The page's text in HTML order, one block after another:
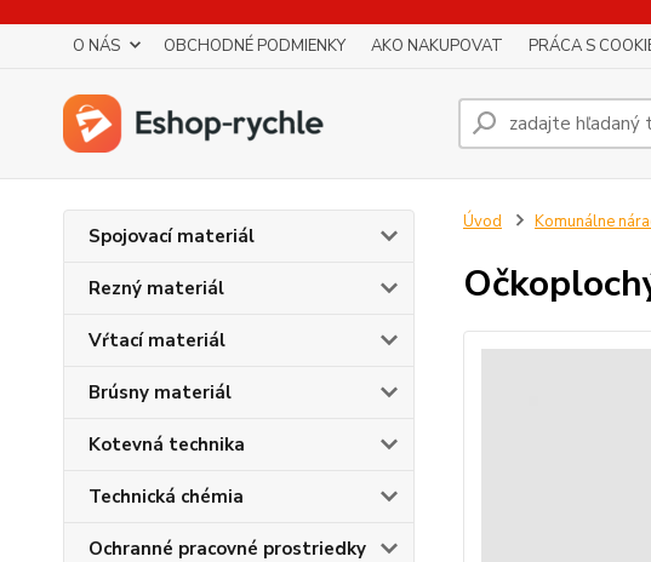
O NÁS OBCHODNÉ PODMIENKY AKO NAKUPOVAT PRÁCA S
Spojovací materiál
Rezný materiál
Vŕtací materiál
Brúsny materiál
Kotevná technika
Technická chémia
Ochranné pracovné prostriedky
Úvod Komunálne